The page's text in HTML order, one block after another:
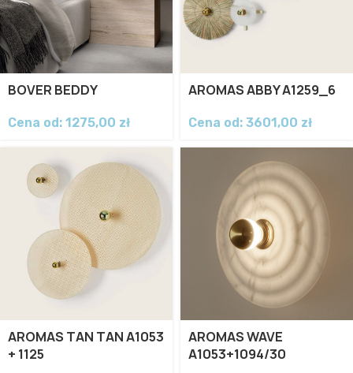
BOVER BEDDY
Cena od: 1275,00 zł
AROMAS ABBY A1259_6
Cena od: 3601,00 zł
AROMAS TAN TAN A1053
+ 1125
AROMAS WAVE
A1053+1094/30